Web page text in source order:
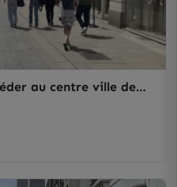
au centre ville de